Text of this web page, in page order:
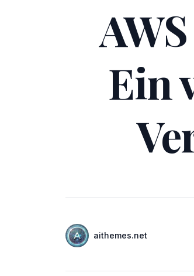
Ein
AutorenName
aithemes.net